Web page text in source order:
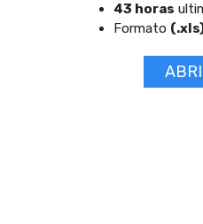
43 horas
Formato